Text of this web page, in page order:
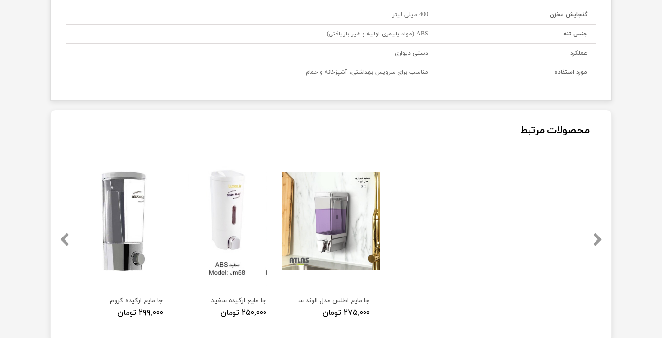
گنجایش مخزن 400 میلی لیتر
جنس تنه ABS (مواد پلیمری اولیه و غیر بازیافتی)
عملکرد دستی دیواری
مورد استفاده مناسب برای سرویس بهداشتی، آشپزخانه و حمام
محصولات مرتبط
جا مایع ارکیده کروم
۲۹۹,۰۰۰ تومان
جا مایع ارکیده سفید
۲۵۰,۰۰۰ تومان
جا مایع اطلس مدل الوند سفید
۲۷۵,۰۰۰ تومان